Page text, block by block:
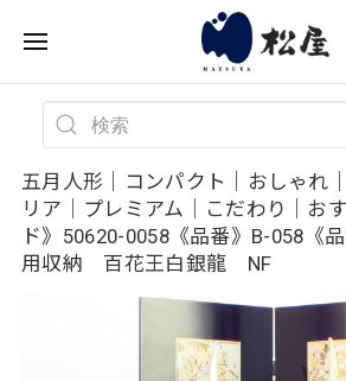
五月人形｜コンパクト｜おしゃれ
リア｜プレミアム｜こだわり｜お
ド》50620-0058《品番》B-058《
用収納 百花王白銀龍 NF